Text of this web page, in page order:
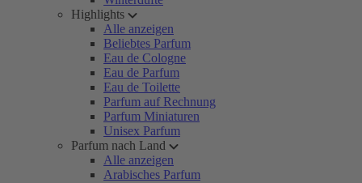
Highlights
Alle anzeigen
Beliebtes Parfum
Eau de Cologne
Eau de Parfum
Eau de Toilette
Parfum auf Rechnung
Parfum Miniaturen
Unisex Parfum
Parfum nach Land
Alle anzeigen
Arabisches Parfum